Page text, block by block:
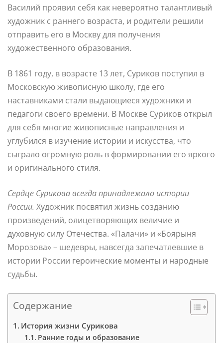
Василий проявил себя как невероятно талантливый
художник с раннего возраста, и родители решили
отправить его в Москву для получения
художественного образования.
В 1861 году, в возрасте 13 лет, Суриков поступил в
Московскую живописную школу, где его
наставниками стали выдающиеся художники и
педагоги своего времени. В Москве Суриков открыл
для себя многие живописные направления и
углубился в изучение истории и искусства, что
сыграло огромную роль в формировании его яркого
и оригинального стиля.
Сердце Сурикова всегда принадлежало истории
России. Художник посвятил жизнь созданию
произведений, олицетворяющих величие и
духовную силу Отечества. «Палачи» и «Боярыня
Морозова» – шедевры, навсегда запечатлевшие в
истории России героические моменты и народные
судьбы.
Содержание
История жизни Сурикова
Ранние годы и образование